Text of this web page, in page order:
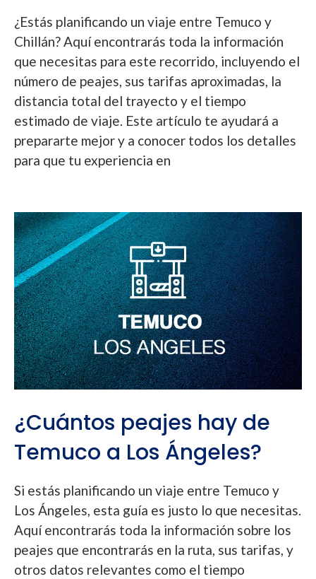
¿Estás planificando un viaje entre Temuco y
Chillán? Aquí encontrarás toda la información
que necesitas para este recorrido, incluyendo el
número de peajes, sus tarifas aproximadas, la
distancia total del trayecto y el tiempo
estimado de viaje. Este artículo te ayudará a
prepararte mejor y a conocer todos los detalles
para que tu experiencia en
¿Cuántos peajes hay de
Temuco a Los Ángeles?
Si estás planificando un viaje entre Temuco y
Los Ángeles, esta guía es justo lo que necesitas.
Aquí encontrarás toda la información sobre los
peajes que encontrarás en la ruta, sus tarifas, y
otros datos relevantes como el tiempo